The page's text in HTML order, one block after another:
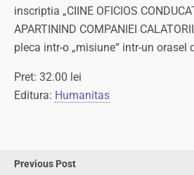
inscriptia „CIINE OFICIOS
APARTININD COMPANIEI
pleca intr-o „misiune“ intr-un orasel
Pret: 32.00 lei
Editura: Humanitas
Previous Post